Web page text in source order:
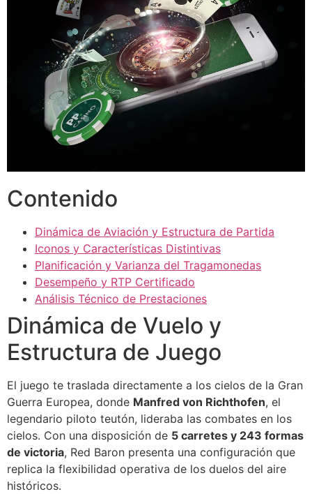
Contenido
Dinámica de Aviación y Estructura de Partida
Iconos y Características Distintivas
Planificación y Varianza del Tragamonedas
Desempeño y RTP Certificado
Análisis Técnico de Prestaciones
Dinámica de Vuelo y
Estructura de Juego
El juego te traslada directamente a los cielos de la Gran
Guerra Europea, donde Manfred von Richthofen, el
legendario piloto teutón, lideraba las combates en los
cielos. Con una disposición de 5 carretes y 243 formas
de victoria, Red Baron presenta una configuración que
replica la flexibilidad operativa de los duelos del aire
históricos.